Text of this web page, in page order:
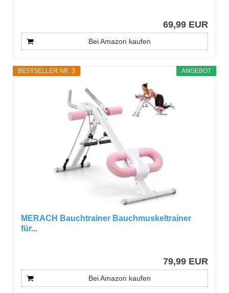
69,99 EUR
Bei Amazon kaufen
ANGEBOT
BESTSELLER NR. 3
MERACH Bauchtrainer Bauchmuskeltrainer
für...
79,99 EUR
Bei Amazon kaufen